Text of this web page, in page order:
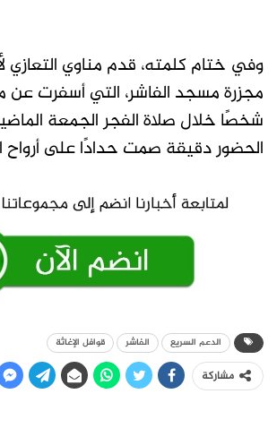
وفي ختام كلمته، قدم مناوي التعازي
شخصًا خلال صلاة الفجر الجمعة
الحضور دقيقة صمت حدادًا على أرواح
الدعم السريع الفاشر قوافل الإغاثة
مشاركة